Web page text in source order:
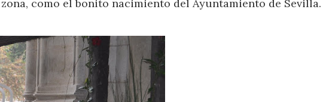
como el bonito nacimiento del Ayuntamiento de Sevilla.